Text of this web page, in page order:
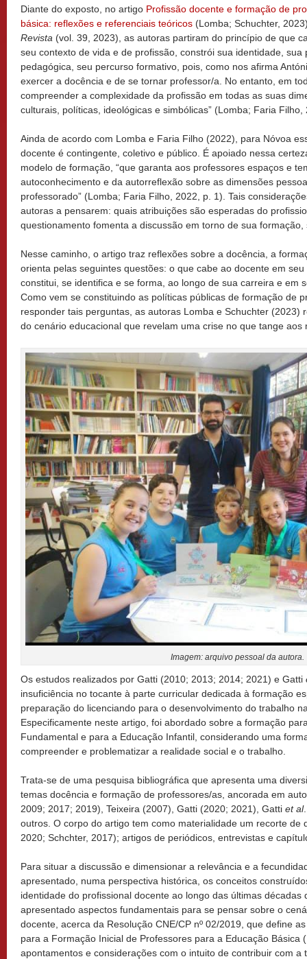
Diante do exposto, no artigo Profissão docente e formação de
básica: reflexões e referenciais teóricos (Lomba; Schuchter,
Revista (vol. 39, 2023), as autoras partiram do princípio de que
seu contexto de vida e de profissão, constrói sua identidade, sua
pedagógica, seu percurso formativo, pois, como nos afirma
exercer a docência e de se tornar professor/a. No entanto, em
compreender a complexidade da profissão em todas as suas
culturais, políticas, ideológicas e simbólicas” (Lomba; Faria Filho,
Ainda de acordo com Lomba e Faria Filho (2022), para Nóvoa
docente é contingente, coletivo e público. É apoiado nessa
modelo de formação, “que garanta aos professores espaços e
autoconhecimento e da autorreflexão sobre as dimensões
professorado” (Lomba; Faria Filho, 2022, p. 1). Tais
autoras a pensarem: quais atribuições são esperadas do
questionamento fomenta a discussão em torno de sua
Nesse caminho, o artigo traz reflexões sobre a docência, a
orienta pelas seguintes questões: o que cabe ao docente em
constitui, se identifica e se forma, ao longo de sua carreira e em
Como vem se constituindo as políticas públicas de formação de
responder tais perguntas, as autoras Lomba e Schuchter (2023)
do cenário educacional que revelam uma crise no que tange
Imagem: arquivo pessoal da autora.
Os estudos realizados por Gatti (2010; 2013; 2014; 2021) e Gatti
insuficiência no tocante à parte curricular dedicada à formação
preparação do licenciando para o desenvolvimento do trabalho
Especificamente neste artigo, foi abordado sobre a formação
Fundamental e para a Educação Infantil, considerando uma
compreender e problematizar a realidade social e o trabalho.
Trata-se de uma pesquisa bibliográfica que apresenta uma
temas docência e formação de professores/as, ancorada em
2009; 2017; 2019), Teixeira (2007), Gatti (2020; 2021), Gatti et al
outros. O corpo do artigo tem como materialidade um recorte de
2020; Schchter, 2017); artigos de periódicos, entrevistas e
Para situar a discussão e dimensionar a relevância e a
apresentado, numa perspectiva histórica, os conceitos
identidade do profissional docente ao longo das últimas décadas
apresentado aspectos fundamentais para se pensar sobre o
docente, acerca da Resolução CNE/CP nº 02/2019, que define
para a Formação Inicial de Professores para a Educação Básica
apontamentos e considerações com o intuito de contribuir com a